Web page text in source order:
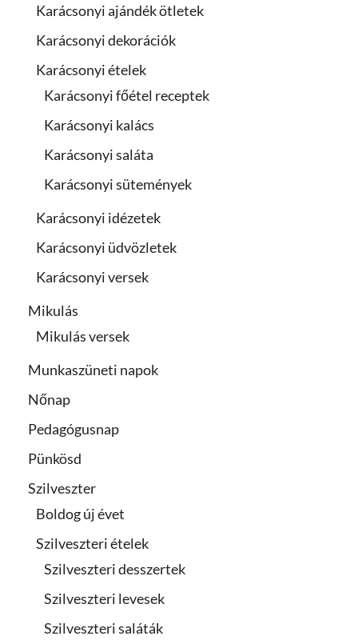
Karácsonyi ajándék ötletek
Karácsonyi dekorációk
Karácsonyi ételek
Karácsonyi főétel receptek
Karácsonyi kalács
Karácsonyi saláta
Karácsonyi sütemények
Karácsonyi idézetek
Karácsonyi üdvözletek
Karácsonyi versek
Mikulás
Mikulás versek
Munkaszüneti napok
Nőnap
Pedagógusnap
Pünkösd
Szilveszter
Boldog új évet
Szilveszteri ételek
Szilveszteri desszertek
Szilveszteri levesek
Szilveszteri saláták